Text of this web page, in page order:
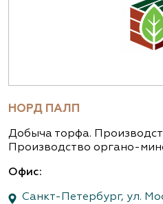
НОРД ПАЛП
Добыча торфа.
Производство органо-
Офис:
Санкт-Петербург, ул.